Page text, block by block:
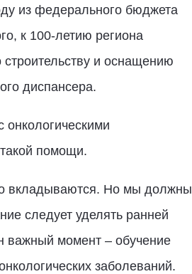
из федерального бюджета
к 100-летию региона
строительству и оснащению
диспансера.
онкологическими
помощи.
вкладываются. Но мы должны
следует уделять ранней
важный момент – обучение
заболеваний.